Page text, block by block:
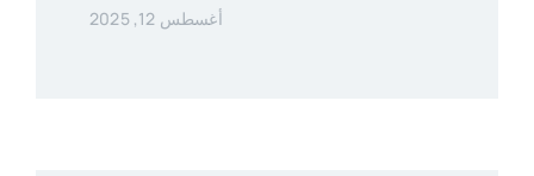
أغسطس 12, 2025